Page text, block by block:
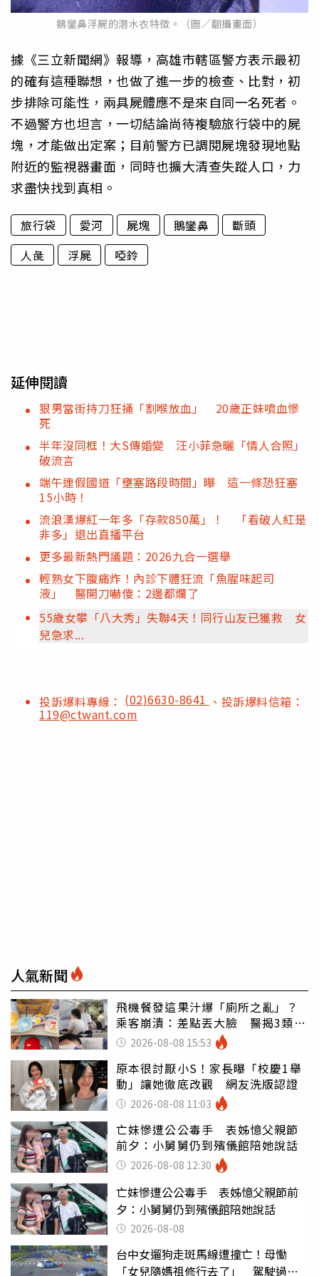
鵝鑾鼻浮屍的潛水衣特徵。（圖／翻攝畫面）
據《三立新聞網》報導，高雄市轄區警方表示最初
的確有這種聯想，也做了進一步的檢查、比對，初
步排除可能性，兩具屍體應不是來自同一名死者。
不過警方也坦言，一切結論尚待複驗旅行袋中的屍
塊，才能做出定案；目前警方已調閱屍塊發現地點
附近的監視器畫面，同時也擴大清查失蹤人口，力
求盡快找到真相。
旅行袋 愛河 屍塊 鵝鑾鼻
斷頭
人彘
浮屍 啞鈴
延伸閱讀
狠男當街持刀狂捅「割喉放血」 20歲正妹噴血慘
死
半年沒同框！大S傳婚變 汪小菲急曬「情人合照」
破流言
端午連假國道「壅塞路段時間」曝 這一條恐狂塞
15小時！
流浪漢爆紅一年多「存款850萬」！ 「看破人紅是
非多」退出直播平台
更多最新熱門議題：2026九合一選舉
輕熟女下腹痛炸！內診下體狂流「魚腥味起司
液」 醫開刀嚇傻：2邊都爛了
55歲女攀「八大秀」失聯4天！同行山友已獲救 女
兒急求...
投訴爆料專線： (02)6630-8641 、投訴爆料信箱：
119@ctwant.com
人氣新聞
飛機餐發這果汁爆「廁所之亂」？
乘客崩潰：差點丟大臉 醫揭3類人
別亂喝
2026-08-08 15:53
原本很討厭小S！家長曝「校慶1舉
動」讓她徹底改觀 網友洗版認證
2026-08-08 11:03
亡妹慘遭公公毒手 表姊憶父親節
前夕：小舅舅仍到殯儀館陪她說話
2026-08-08 12:30
亡妹慘遭公公毒手 表姊憶父親節前
夕：小舅舅仍到殯儀館陪她說話
2026-08-08
台中女遛狗走斑馬線遭撞亡！母慟
「女兒隨媽祖修行去了」 駕駛過失